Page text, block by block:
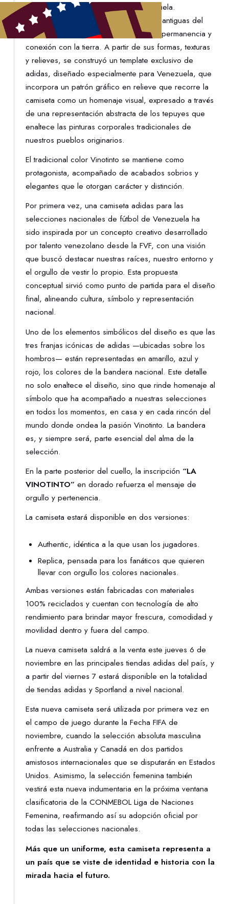
elevan imponentes en el sur de Venezuela.
Consideradas entre las estructuras más antiguas del
planeta, los tepuyes simbolizan origen, permanencia y
conexión con la tierra. A partir de sus formas, texturas
y relieves, se construyó un template exclusivo de
adidas, diseñado especialmente para Venezuela, que
incorpora un patrón gráfico en relieve que recorre la
camiseta como un homenaje visual, expresado a través
de una representación abstracta de los tepuyes que
enaltece las pinturas corporales tradicionales de
nuestros pueblos originarios.
El tradicional color Vinotinto se mantiene como
protagonista, acompañado de acabados sobrios y
elegantes que le otorgan carácter y distinción.
Por primera vez, una camiseta adidas para las
selecciones nacionales de fútbol de Venezuela ha
sido inspirada por un concepto creativo desarrollado
por talento venezolano desde la FVF, con una visión
que buscó destacar nuestras raíces, nuestro entorno y
el orgullo de vestir lo propio. Esta propuesta
conceptual sirvió como punto de partida para el diseño
final, alineando cultura, símbolo y representación
nacional.
Uno de los elementos simbólicos del diseño es que las
tres franjas icónicas de adidas —ubicadas sobre los
hombros— están representadas en amarillo, azul y
rojo, los colores de la bandera nacional. Este detalle
no solo enaltece el diseño, sino que rinde homenaje al
símbolo que ha acompañado a nuestras selecciones
en todos los momentos, en casa y en cada rincón del
mundo donde ondea la pasión Vinotinto. La bandera
es, y siempre será, parte esencial del alma de la
selección.
En la parte posterior del cuello, la inscripción “LA
VINOTINTO” en dorado refuerza el mensaje de
orgullo y pertenencia.
La camiseta estará disponible en dos versiones:
Authentic, idéntica a la que usan los jugadores.
Replica, pensada para los fanáticos que quieren
llevar con orgullo los colores nacionales.
Ambas versiones están fabricadas con materiales
100% reciclados y cuentan con tecnología de alto
rendimiento para brindar mayor frescura, comodidad y
movilidad dentro y fuera del campo.
La nueva camiseta saldrá a la venta este jueves 6 de
noviembre en las principales tiendas adidas del país, y
a partir del viernes 7 estará disponible en la totalidad
de tiendas adidas y Sportland a nivel nacional.
Esta nueva camiseta será utilizada por primera vez en
el campo de juego durante la Fecha FIFA de
noviembre, cuando la selección absoluta masculina
enfrente a Australia y Canadá en dos partidos
amistosos internacionales que se disputarán en Estados
Unidos. Asimismo, la selección femenina también
vestirá esta nueva indumentaria en la próxima ventana
clasificatoria de la CONMEBOL Liga de Naciones
Femenina, reafirmando así su adopción oficial por
todas las selecciones nacionales.
Más que un uniforme, esta camiseta representa a
un país que se viste de identidad e historia con la
mirada hacia el futuro.